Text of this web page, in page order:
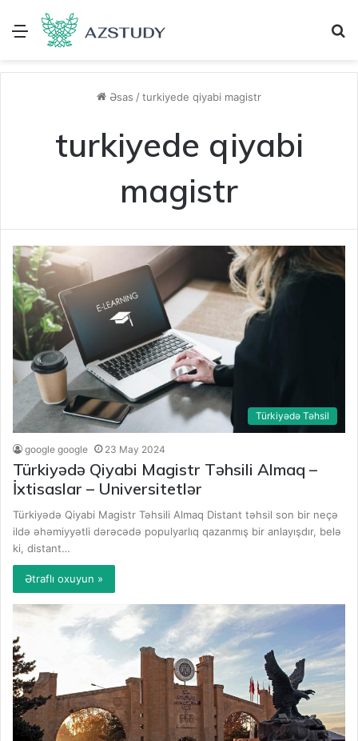
Menu
Əsas /turkiyede qiyabi magistr
turkiyede qiyabi
magistr
Türkiyədə Təhsil
google google 23 May 2024
Türkiyədə Qiyabi Magistr Təhsili Almaq –
İxtisaslar – Universitetlər
Türkiyədə Qiyabi Magistr Təhsili Almaq Distant təhsil son bir neçə
ildə əhəmiyyətli dərəcədə populyarlıq qazanmış bir anlayışdır, belə
ki, distant…
Ətraflı oxuyun »